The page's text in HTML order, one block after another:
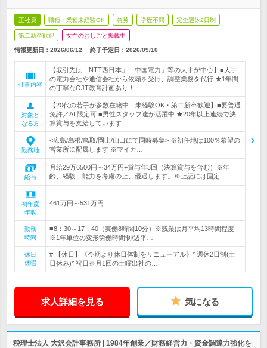
正社員 職種・業種未経験OK 急募 学歴不問 完全週休2日制
第二新卒歓迎 女性のおしごと掲載中
情報更新日：2026/06/12 終了予定日： 2026/09/10
仕事内容
【取引先は「NTT西日本」「中国電力」等の大手が中心】■大手
の電力会社や通信会社から依頼を受け、調整業務を代行 ★1年間
の丁寧なOJT教育計画あり！
対象と
なる方
【20代の若手が多数在籍中｜未経験OK・第二新卒歓迎】■要普通
免許／AT限定可 ■男性スタッフ達が活躍中 ★20年以上連続で決
算賞与を支給しています
勤務地
<広島/島根/鳥取/岡山/山口にて同時募集> ※初任地は100％希望の
営業所に配属します ※マイカ…
給与
月給29万6500円～34万円+賞与年3回（決算賞与を含む）※年
齢、経験、能力を考慮の上、優遇します。※上記には固定…
初年度
年収
461万円～531万円
勤務
時間
■8：30～17：40（実働8時間10分）※残業は月平均13時間程度
※1年単位の変形労働時間制/週平…
休日
休暇
# 【休日】《今期より休日体制をリニューアル》* 週休2日制(土
日休み)* 祝日※月1回の土曜出社の…
求人詳細を見る 気になる
税理士法人 大沢会計事務所 | 1984年創業／財務経営力・資金調達力強化を